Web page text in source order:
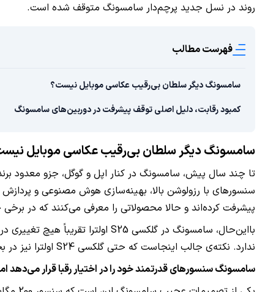
روند در نسل جدید پرچم‌دار سامسونگ متوقف شده است.
فهرست مطالب
سامسونگ دیگر سلطان بی‌رقیب عکاسی موبایل نیست؟
کمبود رقابت، دلیل اصلی توقف پیشرفت در دوربین‌های سامسونگ
سامسونگ دیگر سلطان بی‌رقیب عکاسی موبایل
سنسورهای با رزولوشن بالا، بهینه‌سازی هوش مصنوعی و پردازش
پیشرفت کرده‌اند و حالا محصولاتی را معرفی می‌کنند که در
ندارد. نکته‌ی جالب اینجاست که حتی گلکسی S24 اولترا نیز در بخش دوربین تغییرات محدودی نسبت به S23 اولترا داشت، و حالا این روند در مدل جدید ادامه یافته است.
سامسونگ سنسورهای قدرتمند خود را در اختیار رقبا قرار می‌دهد